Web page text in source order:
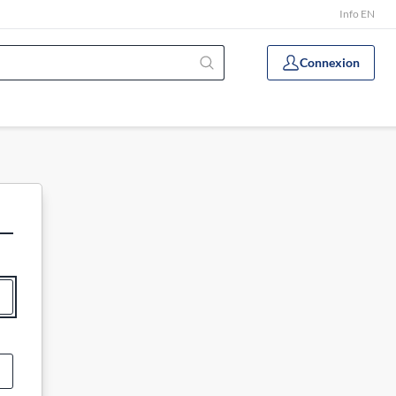
Info EN
Connexion